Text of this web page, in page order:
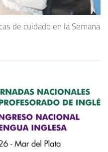
de cuidado en la Semana